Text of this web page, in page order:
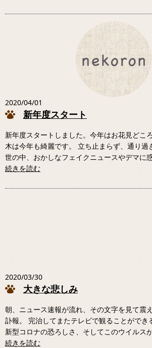
2020/04/01
新年度スタート
新年度スタートしました。今年はお花見どこ
木は今年も綺麗です。 立ち止まらず、通り
世の中、おかしなフェイクニュースやデマに
続きを読む
2020/03/30
大きな悲しみ
朝、ニュース速報が流れ、その文字を見て震
訃報。 完治してまたテレビで観ることがで
新型コロナの恐ろしさ、そしてこのウイルス
続きを読む